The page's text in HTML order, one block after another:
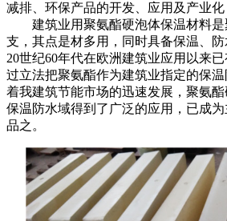
减排、环保产品的开发、应用及产业化
建筑业用聚氨酯硬泡体保温材料是
支，其点是材多用，同时具备保温、
20世纪60年代在欧洲建筑业应用以来
过立法把聚氨酯作为建筑业指定的保
着我建筑节能市场的迅速发展，聚氨
保温防水域得到了广泛的应用，已成
品之。